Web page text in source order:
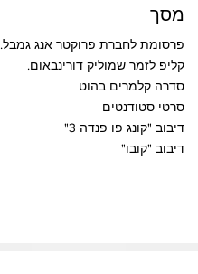
מסך
פרסומת לחברת פרוקטר אנג גמבל.
קליפ לזמר שמוליק דורינבאום.
סדרה קלמרים בהוט
סרטי סטודנטים
דיבוב "קונג פו פנדה 3"
דיבוב "קובו"